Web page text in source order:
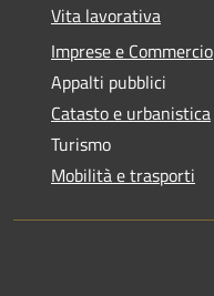
Vita lavorativa
Imprese e Commercio
Appalti pubblici
Catasto e urbanistica
Turismo
Mobilità e trasporti